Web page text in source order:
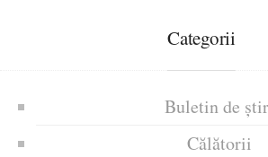
Categorii
Buletin de
Călătorii